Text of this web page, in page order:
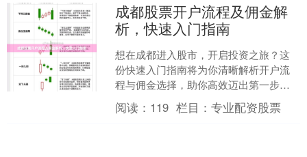
成都股票开户流程及佣金解
析，快速入门指南
想在成都进入股市，开启投资之旅？这
份快速入门指南将为你清晰解析开户流
程与佣金选择，助你高效迈出第一步。
**一、开户流程：线上线下双通道** 目前
开户主要分线上....
阅读： 119 栏目：专业配资股票